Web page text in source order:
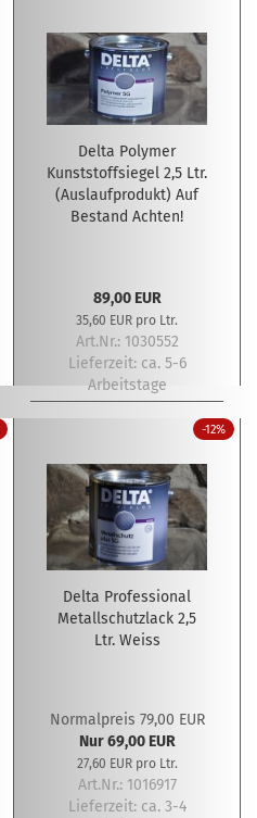
Delta Polymer
Kunststoffsiegel 2,5 Ltr.
(Auslaufprodukt) Auf
Bestand Achten!
89,00 EUR
35,60 EUR pro Ltr.
Art.Nr.: 1030552
Lieferzeit: ca. 5-6
Arbeitstage
-12%
Delta Professional
Metallschutzlack 2,5
Ltr. Weiss
Normalpreis 79,00 EUR
Nur 69,00 EUR
27,60 EUR pro Ltr.
Art.Nr.: 1016917
Lieferzeit: ca. 3-4